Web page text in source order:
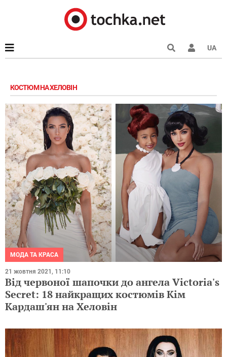
UA
КОСТЮМ НА ХЕЛОВІН
МОДА ТА КРАСА
21 жовтня 2021, 11:10
Від червоної шапочки до ангела Victoria's
Secret: 18 найкращих костюмів Кім
Кардаш'ян на Хеловін